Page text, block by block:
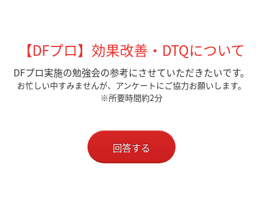
【DFプロ】効果改善・DTQについて
DFプロ実施の勉強会の参考にさせていただきたいです。
お忙しい中すみませんが、アンケートにご協力お願いします。
※所要時間約2分
回答する